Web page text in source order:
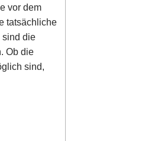
vor dem
tatsächliche
sind die
Ob die
sind,